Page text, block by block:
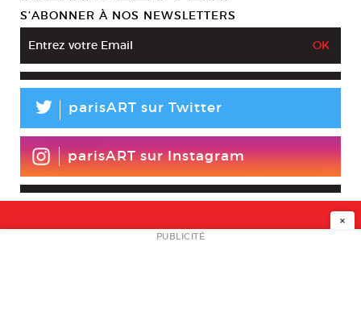
S’ABONNER À NOS NEWSLETTERS
L parisART sur Twitter
parisART sur Instagram
NEWSLETTER
×
PUBLICITÉ